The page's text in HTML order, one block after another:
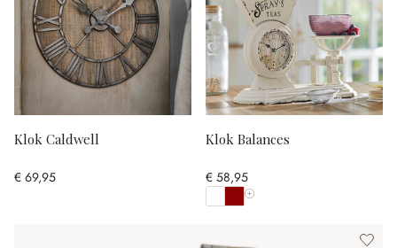
Klok Caldwell
€ 69,95
Klok Balances
€ 58,95
Toon alle kleuren